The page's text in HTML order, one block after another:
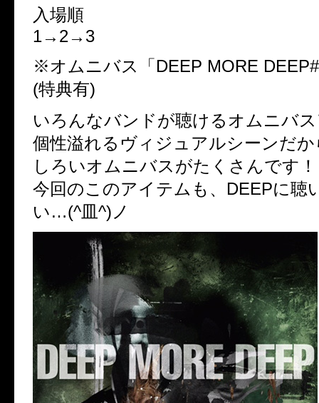
入場順
1→2→3
※オムニバス「DEEP MORE
(特典有)
いろんなバンドが聴けるオムニバ
個性溢れるヴィジュアルシーンだ
しろいオムニバスがたくさんです！
今回のこのアイテムも、DEEPに聴
い…(^皿^)ノ